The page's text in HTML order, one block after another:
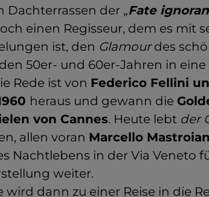
Dachterrassen der „Fate
einen Regisseur, dem es mit
ist, den Glamourdes
50er- und 60er-Jahren in
Rede ist von Federico Fellini
heraus und gewann die
von Cannes. Heute lebt der
allen voran Marcello
Nachtlebens in der Via Veneto
weiter.
wird dann zu einer Reise in die